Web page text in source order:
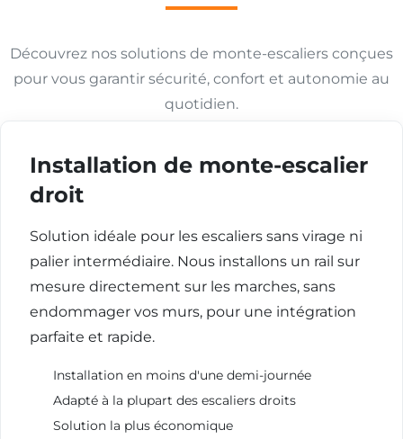
Découvrez nos solutions de monte-escaliers conçues
pour vous garantir sécurité, confort et autonomie au
quotidien.
Installation de monte-escalier
droit
Solution idéale pour les escaliers sans virage ni
palier intermédiaire. Nous installons un rail sur
mesure directement sur les marches, sans
endommager vos murs, pour une intégration
parfaite et rapide.
Installation en moins d'une demi-journée
Adapté à la plupart des escaliers droits
Solution la plus économique